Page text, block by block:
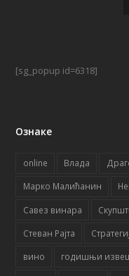
[sg_popup id=6318]
Ознаке
online Влада
Марко Малићанин
Савез винара
Стеван Рајта
вино
годишњи